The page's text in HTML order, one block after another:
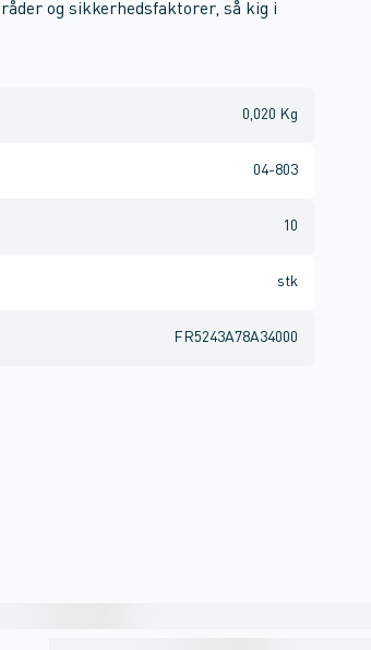
og sikkerhedsfaktorer, så kig i
0,020 Kg
04-803
10
stk
FR5243A78A34000